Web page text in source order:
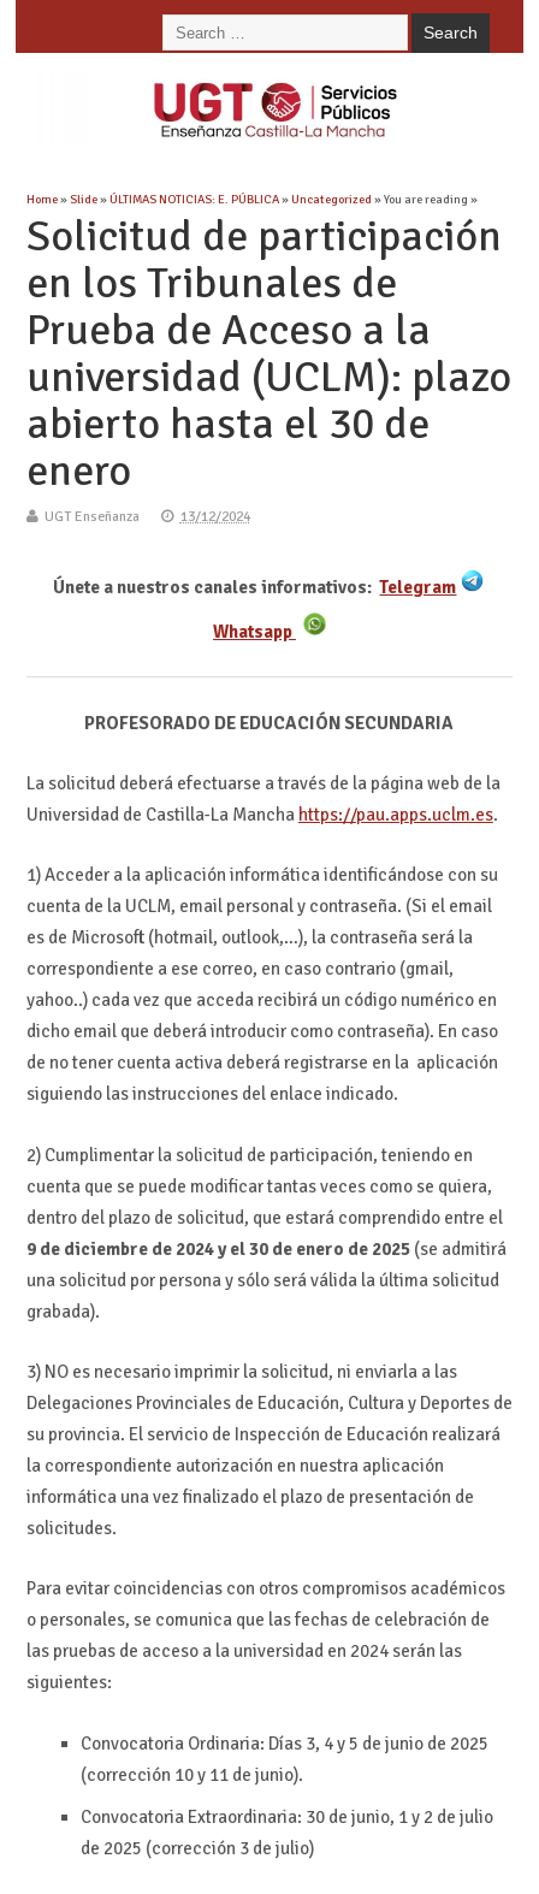
Home»Slide»ÚLTIMAS NOTICIAS: E. PÚBLICA»Uncategorized » You are reading »
Solicitud de participación
en los Tribunales de
Prueba de Acceso a la
universidad (UCLM): plazo
abierto hasta el 30 de
enero
UGT Enseñanza 13/12/2024
Únete a nuestros canales informativos:Telegram
Whatsapp
PROFESORADO DE EDUCACIÓN SECUNDARIA
La solicitud deberá efectuarse a través de la página web de la
Universidad de Castilla-La Mancha https://pau.apps.uclm.es.
1) Acceder a la aplicación informática identificándose con su
cuenta de la UCLM, email personal y contraseña. (Si el email
es de Microsoft (hotmail, outlook,…), la contraseña será la
correspondiente a ese correo, en caso contrario (gmail,
yahoo..) cada vez que acceda recibirá un código numérico en
dicho email que deberá introducir como contraseña). En caso
de no tener cuenta activa deberá registrarse en la aplicación
siguiendo las instrucciones del enlace indicado.
2) Cumplimentar la solicitud de participación, teniendo en
cuenta que se puede modificar tantas veces como se quiera,
dentro del plazo de solicitud, que estará comprendido entre el
9 de diciembre de 2024 y el 30 de enero de 2025(se admitirá
una solicitud por persona y sólo será válida la última solicitud
grabada).
3) NO es necesario imprimir la solicitud, ni enviarla a las
Delegaciones Provinciales de Educación, Cultura y Deportes de
su provincia. El servicio de Inspección de Educación realizará
la correspondiente autorización en nuestra aplicación
informática una vez finalizado el plazo de presentación de
solicitudes.
Para evitar coincidencias con otros compromisos académicos
o personales, se comunica que las fechas de celebración de
las pruebas de acceso a la universidad en 2024 serán las
siguientes:
Convocatoria Ordinaria: Días 3, 4 y 5 de junio de 2025
(corrección 10 y 11 de junio).
Convocatoria Extraordinaria: 30 de junio, 1 y 2 de julio
de 2025 (corrección 3 de julio)